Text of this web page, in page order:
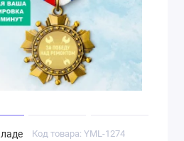
Код товара: YML-1274